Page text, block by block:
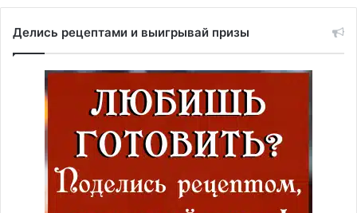
Делись рецептами и выигрывай призы